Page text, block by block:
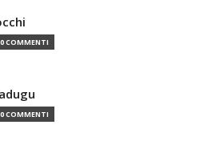
0 COMMENTI
0 COMMENTI